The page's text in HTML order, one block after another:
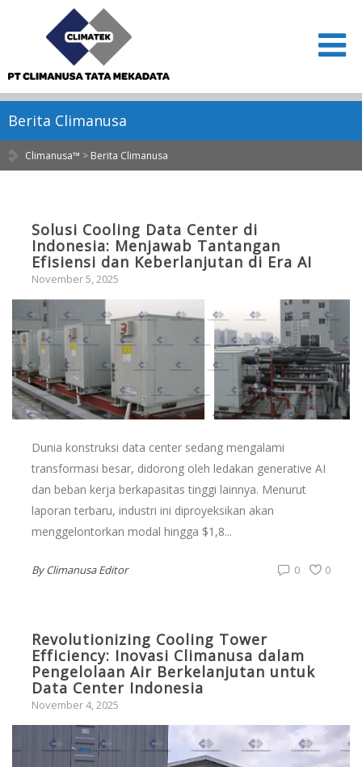
Berita Climanusa
Climanusa™ > Berita Climanusa
Solusi Cooling Data Center di
Indonesia: Menjawab Tantangan
Efisiensi dan Keberlanjutan di Era AI
November 5, 2025
Dunia konstruksi data center sedang mengalami
transformasi besar, didorong oleh ledakan generative AI
dan beban kerja berkapasitas tinggi lainnya. Menurut
laporan terbaru, industri ini diproyeksikan akan
menggelontorkan modal hingga $1,8...
ByClimanusa Editor 0
0
Revolutionizing Cooling Tower
Efficiency: Inovasi Climanusa dalam
Pengelolaan Air Berkelanjutan untuk
Data Center Indonesia
November 4, 2025